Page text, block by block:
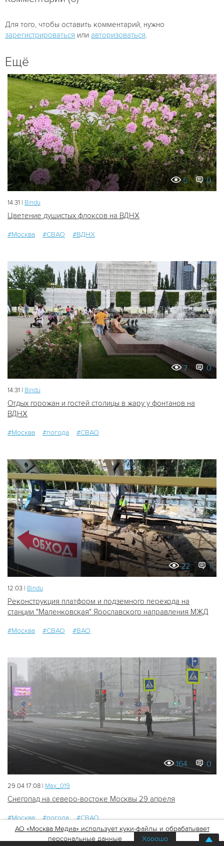
Для того, чтобы оставить комментарий, нужно
зарегистрироваться или авторизоваться
Ещё
5 0
14:31 | Bindu
Цветение душистых флоксов на ВДНХ
#Москва #СВАО #ВДНХ
7 0
14:31 | Bindu
Отдых горожан и гостей столицы в жару у фонтанов на
ВДНХ
#Москва #погода #СВАО
22 1
12:03 | Bindu
Реконструкция платформ и подземного перехода на
станции "Маленковская" Ярославского направления МЖД
#Москва #СВАО #ВАО
164 0
29.04 17:08 | Мах_019
Снегопад на северо-востоке Москвы 29 апреля
#Москва #погода
#СВАО
АО «Москва Медиа» использует куки-файлы и обрабатывает
персональные данные
Хорошо